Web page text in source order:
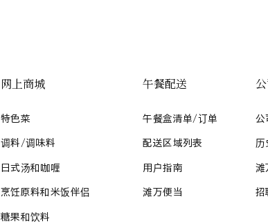
网上商城
特色菜
调料/调味料
日式汤和咖喱
烹饪原料和米饭伴侣
糖果和饮料
午餐配送
午餐盒清单/订单
配送区域列表
用户指南
滩万便当
公
历
滩
招